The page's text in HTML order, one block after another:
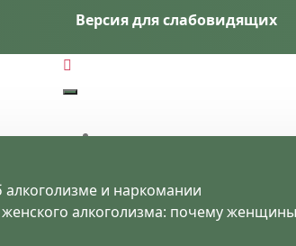
Версия для слабовидящих
алкоголизме и наркомании
алкоголизма: почему